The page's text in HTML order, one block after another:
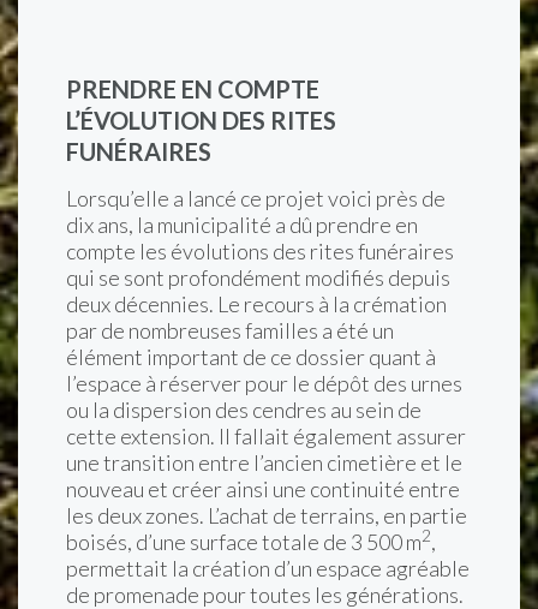
PRENDRE EN COMPTE
L’ÉVOLUTION DES RITES
FUNÉRAIRES
Lorsqu’elle a lancé ce projet voici près de
dix ans, la municipalité a dû prendre en
compte les évolutions des rites funéraires
qui se sont profondément modifiés depuis
deux décennies. Le recours à la crémation
par de nombreuses familles a été un
élément important de ce dossier quant à
l’espace à réserver pour le dépôt des urnes
ou la dispersion des cendres au sein de
cette extension. Il fallait également assurer
une transition entre l’ancien cimetière et le
nouveau et créer ainsi une continuité entre
les deux zones. L’achat de terrains, en partie
boisés, d’une surface totale de 3 500 m2,
permettait la création d’un espace agréable
de promenade pour toutes les générations.